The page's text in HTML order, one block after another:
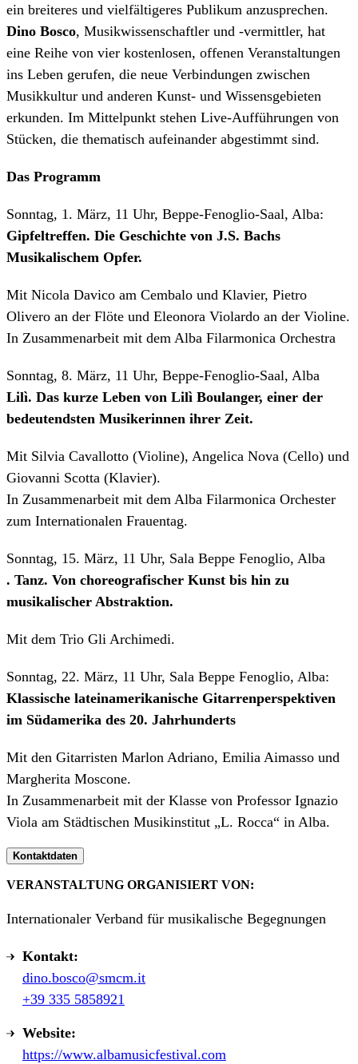
ein breiteres und vielfältigeres Publikum anzusprechen.
Dino Bosco, Musikwissenschaftler und -vermittler, hat
eine Reihe von vier kostenlosen, offenen Veranstaltungen
ins Leben gerufen, die neue Verbindungen zwischen
Musikkultur und anderen Kunst- und Wissensgebieten
erkunden. Im Mittelpunkt stehen Live-Aufführungen von
Stücken, die thematisch aufeinander abgestimmt sind.
Das Programm
Sonntag, 1. März, 11 Uhr, Beppe-Fenoglio-Saal, Alba:
Gipfeltreffen. Die Geschichte von J.S. Bachs
Musikalischem Opfer.
Mit Nicola Davico am Cembalo und Klavier, Pietro
Olivero an der Flöte und Eleonora Violardo an der Violine.
In Zusammenarbeit mit dem Alba Filarmonica Orchestra
Sonntag, 8. März, 11 Uhr, Beppe-Fenoglio-Saal, Alba
Lilì. Das kurze Leben von Lilì Boulanger, einer der
bedeutendsten Musikerinnen ihrer Zeit.
Mit Silvia Cavallotto (Violine), Angelica Nova (Cello) und
Giovanni Scotta (Klavier).
In Zusammenarbeit mit dem Alba Filarmonica Orchester
zum Internationalen Frauentag.
Sonntag, 15. März, 11 Uhr, Sala Beppe Fenoglio, Alba
. Tanz. Von choreografischer Kunst bis hin zu
musikalischer Abstraktion.
Mit dem Trio Gli Archimedi.
Sonntag, 22. März, 11 Uhr, Sala Beppe Fenoglio, Alba:
Klassische lateinamerikanische Gitarrenperspektiven
im Südamerika des 20. Jahrhunderts
Mit den Gitarristen Marlon Adriano, Emilia Aimasso und
Margherita Moscone.
In Zusammenarbeit mit der Klasse von Professor Ignazio
Viola am Städtischen Musikinstitut „L. Rocca“ in Alba.
Kontaktdaten
VERANSTALTUNG ORGANISIERT VON:
Internationaler Verband für musikalische Begegnungen
Kontakt:
dino.bosco@smcm.it
+39 335 5858921
Website:
https://www.albamusicfestival.com